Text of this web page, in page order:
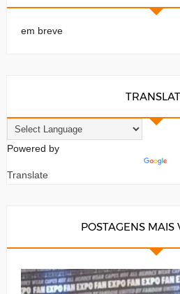
em breve
Powered by
Translate
POSTAGENS MAIS